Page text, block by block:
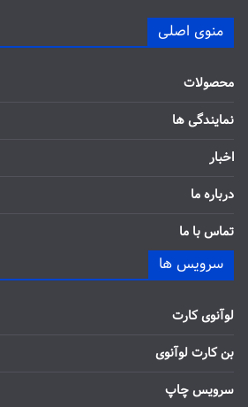
منوی اصلی
محصولات
نمایندگی ها
اخبار
درباره ما
تماس با ما
سرویس ها
لوآنوی کارت
بن کارت لوآنوی
سرویس چاپ